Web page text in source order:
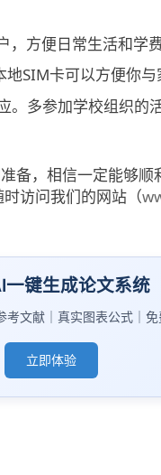
方便日常生活和学费
SIM卡可以方便你与
。多参加学校组织的
备，相信一定能够
访问我们的网站（
一键生成论文系统
考文献｜真实图表公式｜
立即体验